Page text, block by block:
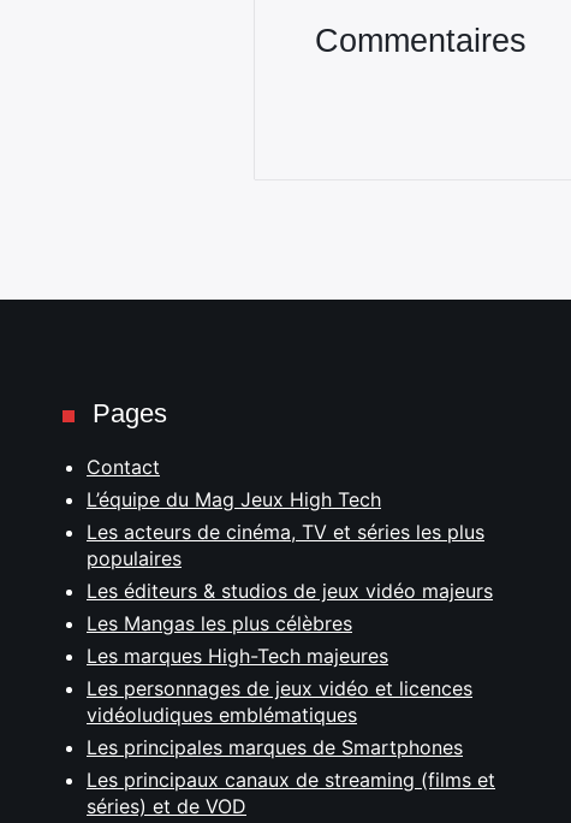
Commentaires
Pages
Contact
L’équipe du Mag Jeux High Tech
Les acteurs de cinéma, TV et séries les plus
populaires
Les éditeurs & studios de jeux vidéo majeurs
Les Mangas les plus célèbres
Les marques High-Tech majeures
Les personnages de jeux vidéo et licences
vidéoludiques emblématiques
Les principales marques de Smartphones
Les principaux canaux de streaming (films et
séries) et de VOD